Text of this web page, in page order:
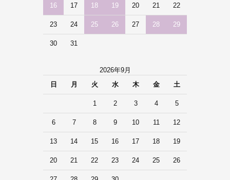
16 17 18 19 20 21 22
23 24 25 26 27 28 29
30 31
2026年9月
日
月 火 水 木 金 土
1 2 3 4 5
6 7 8 9 10 11 12
13 14 15 16 17 18 19
20 21 22 23 24 25 26